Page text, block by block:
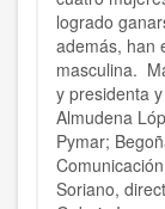
logrado
además, han
masculina.
y presidenta
Almudena
Pymar;
Soriano,